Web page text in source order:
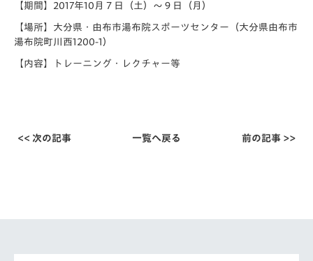
【期間】2017年10月７日（土）〜９日（月）
【場所】大分県・由布市湯布院スポーツセンター（大分県由布市
湯布院町川西1200-1）
【内容】トレーニング・レクチャー等
<< 次の記事 一覧へ戻る 前の記事 >>